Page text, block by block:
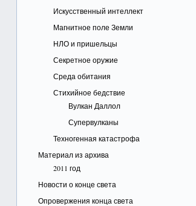
Искусственный интеллект
Магнитное поле Земли
НЛО и пришельцы
Секретное оружие
Среда обитания
Стихийное бедствие
Вулкан Даллол
Супервулканы
Техногенная катастрофа
Материал из архива
2011 год
Новости о конце света
Опровержения конца света